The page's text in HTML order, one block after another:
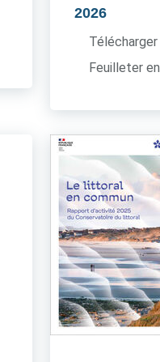
2026
Feuilleter